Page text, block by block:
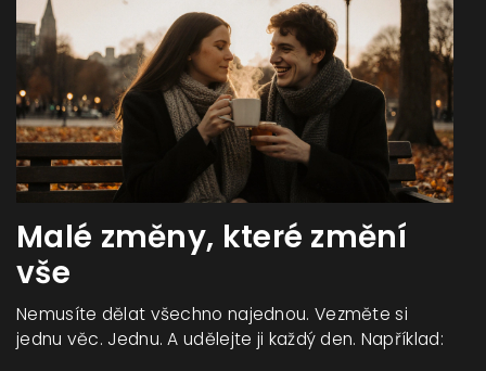
Malé změny, které změní
vše
Nemusíte dělat všechno najednou. Vezměte si
jednu věc. Jednu. A udělejte ji každý den. Například: